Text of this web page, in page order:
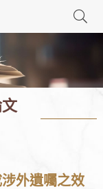
外遺囑之效